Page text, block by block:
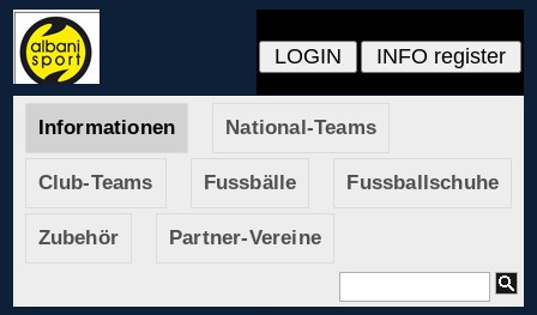
Informationen National-Teams
Club-Teams Fussbälle Fussballschuhe
Zubehör Partner-Vereine